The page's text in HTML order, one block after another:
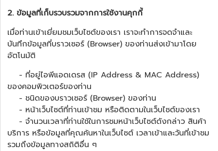
2. ข้อมูลที่เก็บรวบรวมจากการใช้งานคุกกี้
เมื่อท่านเข้าเยี่ยมชมเว็บไซต์ของเรา เราจะทำการจดจำและ
บันทึกข้อมูลที่บราวเซอร์ (Browser) ของท่านส่งเข้ามาโดย
อัตโนมัติ
- ที่อยู่ไอพีแอดเดรส (IP Address & MAC Address)
ของคอมพิวเตอร์ของท่าน
- ชนิดของบราวเซอร์ (Browser) ของท่าน
- หน้าเว็บไซต์ที่ท่านเข้าชม หรือติดตามในเว็บไซต์ของเรา
- จำนวนเวลาที่ท่านใช้ในการชมหน้าเว็บไซต์ดังกล่าว สินค้า
บริการ หรือข้อมูลที่คุณค้นหาในเว็บไซต์ เวลาเข้าและวันที่เข้าชม
รวมถึงข้อมูลทางสถิติอื่น ๆ